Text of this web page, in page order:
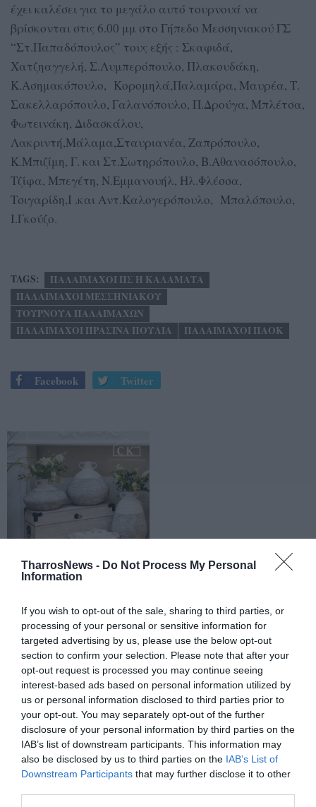
TharrosNews - Do Not Process My Personal
Information
If you wish to opt-out of the sale, sharing to third parties, or
processing of your personal or sensitive information for
targeted advertising by us, please use the below opt-out
section to confirm your selection. Please note that after your
opt-out request is processed you may continue seeing
interest-based ads based on personal information utilized by
us or personal information disclosed to third parties prior to
your opt-out. You may separately opt-out of the further
disclosure of your personal information by third parties on the
IAB’s list of downstream participants. This information may
also be disclosed by us to third parties on the IAB’s List of
Downstream Participants that may further disclose it to other
έχει καλέσει για το μεγάλο αυτό τουρνουά να
βρίσκονται στις 6.00 μμ στο Γήπεδο Μεσσηνιακού ΓΣ
“Στ.Παπαδόπουλος” τους εξής : Σκαφιδά,
Χατζηαγγελή, Σ.Λυμπερόπουλο, Πλακουδάκη,
Κ.Ασημακόπουλο, Κορομηλά,Παλαμάρα, Μαυρέα, Τ.
Σακελλαρόπουλο, Γαλανόπουλο, Π.Δρούγα, Μπλέτσα,
Φωτεινάκη, Διδασκάλου,
Λακριντή,Μάλαμα,Σταυριανέα, Ζαπρόπουλο,
Κ.Μπιζίμη, Γ. και Στ.Σωτηρόπουλο, Β.Αθανασόπουλο,
Τζίφα, Μπεγέτη, Ν.Εμμανουήλ, Ηλ.Φλέσσα,
Τσιγαρίδη,Ι .και Αντ.Καλογερόπουλο, Μπαλόπουλο,
Ι.Γκούζο.
TAGS:
ΠΑΛΑΙΜΑΧΟΙ ΠΣ Η ΚΑΛΑΜΑΤΑ
ΠΑΛΑΙΜΑΧΟΙ ΜΕΣΣΗΝΙΑΚΟΥ
ΤΟΥΡΝΟΥΑ ΠΑΛΑΙΜΑΧΩΝ
ΠΑΛΑΙΜΑΧΟΙ ΠΡΑΣΙΝΑ ΠΟΥΛΙΑ
ΠΑΛΑΙΜΑΧΟΙ ΠΑΟΚ
Facebook Twitter